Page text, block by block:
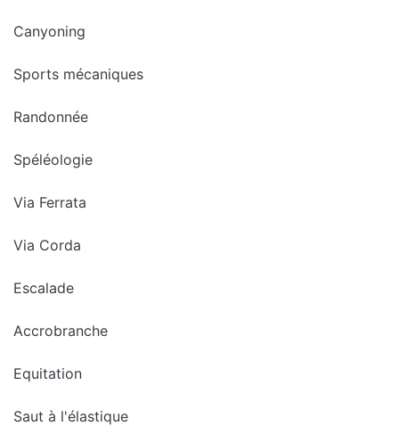
Canyoning
Sports mécaniques
Randonnée
Spéléologie
Via Ferrata
Via Corda
Escalade
Accrobranche
Equitation
Saut à l'élastique